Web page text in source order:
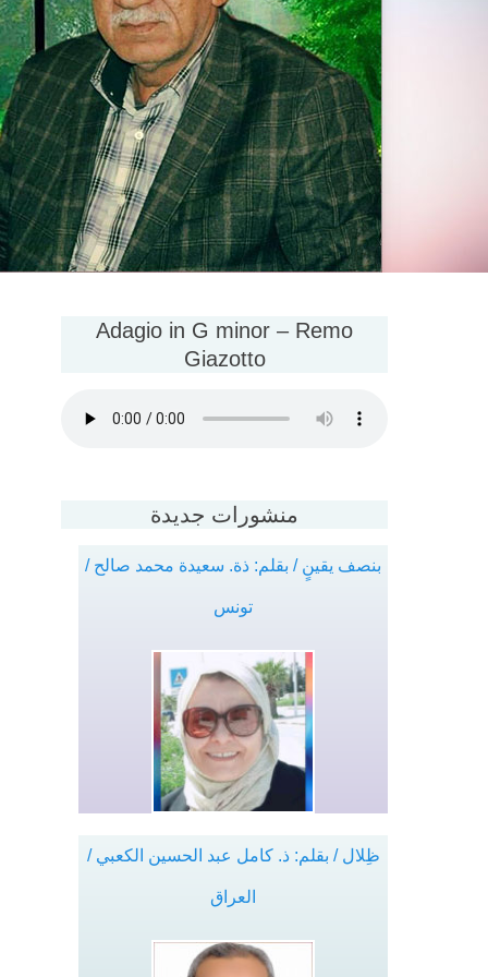
Adagio in G minor – Remo
Giazotto
منشورات جديدة
بنصف يقينٍ / بقلم: ذة. سعيدة محمد صالح /
تونس
ظِلال / بقلم: ذ. كامل عبد الحسين الكعبي /
العراق